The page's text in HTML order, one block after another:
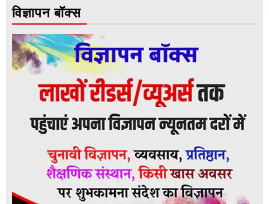
विज्ञापन बॉक्स